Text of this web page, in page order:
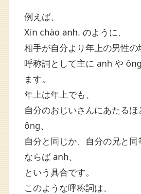
例えば、
Xin chào anh. のように、
相手が自分より年上の男性の
呼称詞として主に anh や
ます。
年上は年上でも、
自分のおじいさんにあたる
ông、
自分と同じか、自分の兄と
ならば anh、
という具合です。
このような呼称詞は、